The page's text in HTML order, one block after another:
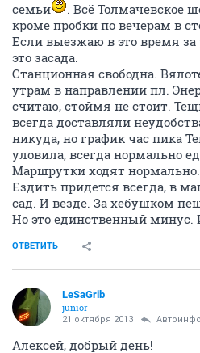
семьи
. Всё Толмачевское
кроме пробки по вечерам в
Если выезжаю в это время за
это засада.
Станционная свободна.
утрам в направлении пл.
считаю, стоймя не стоит.
всегда доставляли
никуда, но график час пика
уловила, всегда нормально
Маршрутки ходят нормально.
Ездить придется всегда, в
сад. И везде. За хебушком
Но это единственный минус.
ОТВЕТИТЬ
LeSaGrib
junior
21 октября 2013
Алексей, добрый день!